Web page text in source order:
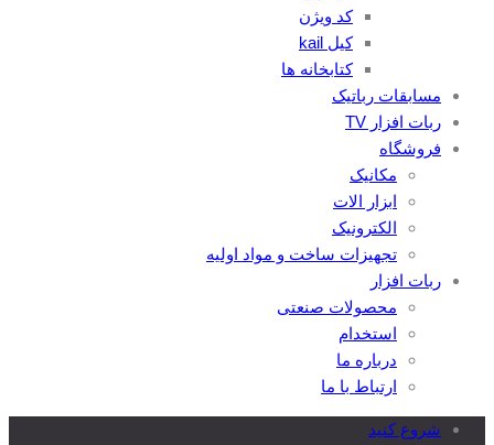
کد ویژن
کیل kail
کتابخانه ها
مسابقات رباتیک
ربات افزار TV
فروشگاه
مکانیک
ابزار الات
الکترونیک
تجهیزات ساخت و مواد اولیه
ربات افزار
محصولات صنعتی
استخدام
درباره ما
ارتباط با ما
شروع کنید